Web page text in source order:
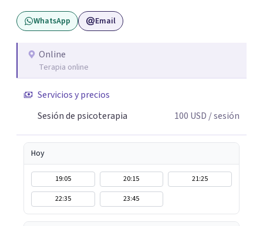
hipnoterapia y respiración neurodinámica, integrando
actualmente la Psicología Analítica Junguiana. Mi
ecopsicología y el trabajo simbólico con el inconsciente,
entendiendo que cada proceso terapéutico es único y
WhatsApp Email
Online
Terapia online
Servicios y precios
Sesión de psicoterapia
100 USD / sesión
Hoy
19:05 20:15
21:25
22:35
23:45